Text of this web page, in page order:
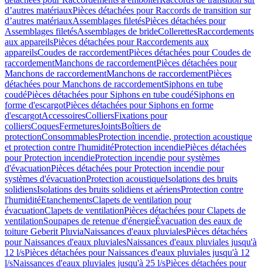
d’autres matériauxPièces détachées pour Raccords de transition sur
d’autres matériauxAssemblages filetésPièces détachées pour
Assemblages filetésAssemblages de brideCollerettesRaccordements
aux appareilsPièces détachées pour Raccordements aux
appareilsCoudes de raccordementPièces détachées pour Coudes de
raccordementManchons de raccordementPièces détachées pour
Manchons de raccordementManchons de raccordementPièces
détachées pour Manchons de raccordementSiphons en tube
coudéPièces détachées pour Siphons en tube coudéSiphons en
forme d'escargotPièces détachées pour Siphons en forme
d'escargotAccessoiresColliersFixations pour
colliersCoquesFermeturesJointsBoîtiers de
protectionConsommablesProtection incendie, protection acoustique
et protection contre l'humiditéProtection incendiePièces détachées
pour Protection incendieProtection incendie pour systèmes
d'évacuationPièces détachées pour Protection incendie pour
systèmes d'évacuationProtection acoustiqueIsolations des bruits
solidiensIsolations des bruits solidiens et aériensProtection contre
l'humiditéEtanchementsClapets de ventilation pour
évacuationClapets de ventilationPièces détachées pour Clapets de
ventilationSoupapes de retenue d'énergieÉvacuation des eaux de
toiture Geberit PluviaNaissances d'eaux pluvialesPièces détachées
pour Naissances d'eaux pluvialesNaissances d'eaux pluviales jusqu'à
12 l/sPièces détachées pour Naissances d'eaux pluviales jusqu'à 12
l/sNaissances d'eaux pluviales jusqu'à 25 l/sPièces détachées pour